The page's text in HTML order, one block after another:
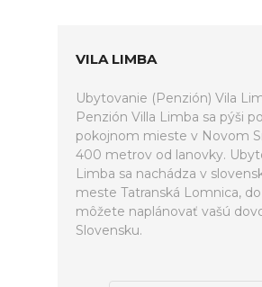
VILA LIMBA
Ubytovanie (Penzión) Vila
Penzión Villa Limba sa pýši
pokojnom mieste v Novom
400 metrov od lanovky.
Limba sa nachádza v
meste Tatranská Lomnica,
môžete naplánovať vašú
Slovensku.